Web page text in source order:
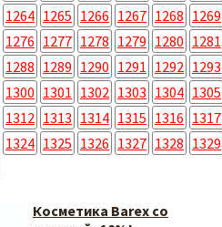
1264 1265 1266 1267 1268 1269
1276 1277 1278 1279 1280 1281
1288 1289 1290 1291 1292 1293
1300 1301 1302 1303 1304 1305
1312 1313 1314 1315 1316 1317
1324 1325 1326 1327 1328 1329
Косметика Barex со